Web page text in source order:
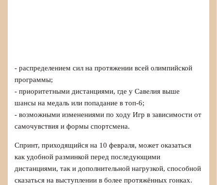
- распределением сил на протяжении всей олимпийской
программы;
- приоритетными дистанциями, где у Савелия выше
шансы на медаль или попадание в топ-6;
- возможными изменениями по ходу Игр в зависимости от
самочувствия и формы спортсмена.
Спринт, приходящийся на 10 февраля, может оказаться
как удобной разминкой перед последующими
дистанциями, так и дополнительной нагрузкой, способной
сказаться на выступлении в более протяжённых гонках.